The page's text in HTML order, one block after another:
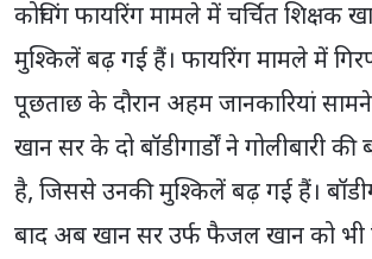
कोचिंग फायरिंग मामले में चर्चित शिक्षक
मुश्किलें बढ़ गई हैं। फायरिंग मामले में
पूछताछ के दौरान अहम जानकारियां
खान सर के दो बॉडीगार्डों ने गोलीबारी
है, जिससे उनकी मुश्किलें बढ़ गई हैं।
बाद अब खान सर उर्फ फैजल खान को भी